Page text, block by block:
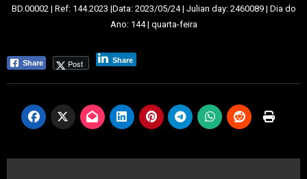
BD.00002 | Ref: 144.2023 |Data: 2023/05/24 | Julian day: 2460089 | Dia do
Ano: 144 | quarta-feira
Share Post Share